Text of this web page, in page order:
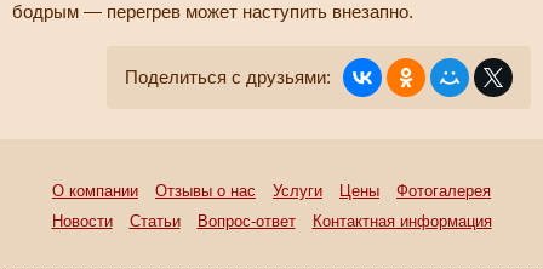
бодрым — перегрев может наступить внезапно.
Поделиться с друзьями:
О компании Отзывы о нас Услуги Цены
Фотогалерея
Новости
Статьи Вопрос-ответ Контактная информация